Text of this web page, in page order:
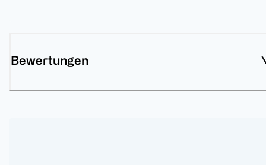
Bewertungen